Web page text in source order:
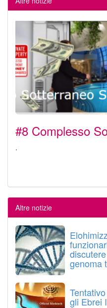
#8 Complesso
.
Altre notizie
genoma
gli Ebrei